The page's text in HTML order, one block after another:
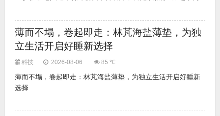
薄而不塌，卷起即走：林芃海盐薄垫，为独
立生活开启好睡新选择
科技 2026-08-06 85 ℃
薄而不塌，卷起即走：林芃海盐薄垫，为独立生活开启好睡新
选择